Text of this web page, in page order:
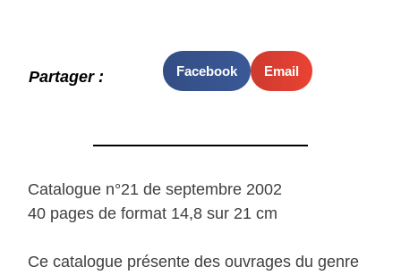
Partager : Facebook Email
Catalogue n°21 de septembre 2002
40 pages de format 14,8 sur 21 cm
Ce catalogue présente des ouvrages du genre